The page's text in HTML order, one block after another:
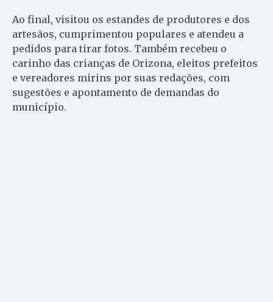
Ao final, visitou os estandes de produtores e dos
artesãos, cumprimentou populares e atendeu a
pedidos para tirar fotos. Também recebeu o
carinho das crianças de Orizona, eleitos prefeitos
e vereadores mirins por suas redações, com
sugestões e apontamento de demandas do
município.